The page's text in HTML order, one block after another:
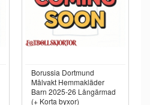
Borussia Dortmund
Målvakt Hemmakläder
Barn 2025-26 Långärmad
(+ Korta byxor)